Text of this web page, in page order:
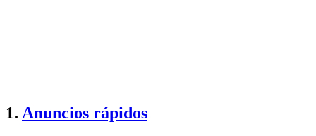
1. Anuncios rápidos